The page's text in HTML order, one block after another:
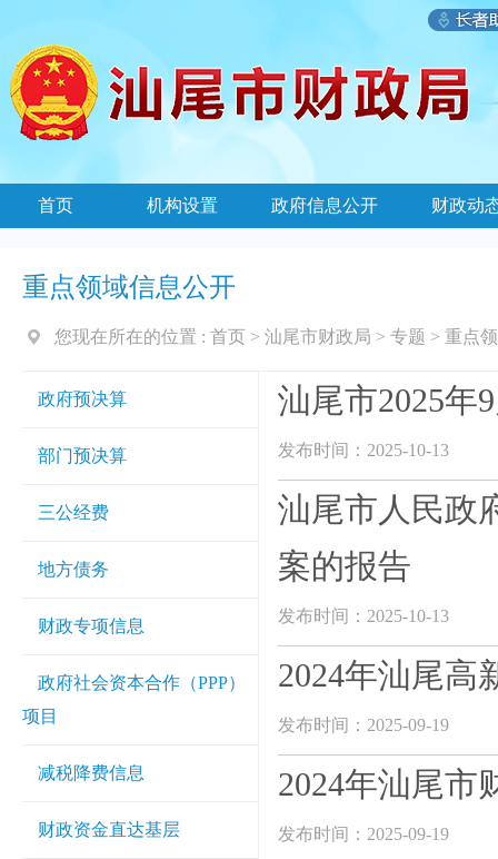
首页 机构设置 政府信息公开 财政动
重点领域信息公开
您现在所在的位置 : 首页 > 汕尾市财政局 > 专题 > 重点
政府预决算
部门预决算
三公经费
地方债务
财政专项信息
政府社会资本合作（PPP）
项目
减税降费信息
财政资金直达基层
汕尾市2025年
发布时间：2025-10-13
汕尾市人民政
案的报告
发布时间：2025-10-13
2024年汕尾高
发布时间：2025-09-19
2024年汕尾市
发布时间：2025-09-19